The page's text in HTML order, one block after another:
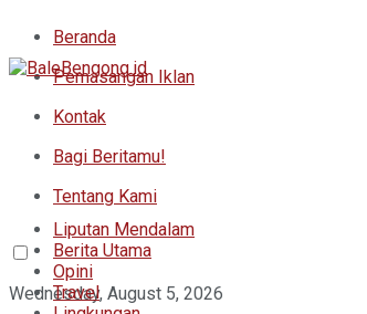
Beranda
Pemasangan Iklan
Kontak
Bagi Beritamu!
Tentang Kami
Wednesday, August 5, 2026
Liputan Mendalam
Berita Utama
Opini
Travel